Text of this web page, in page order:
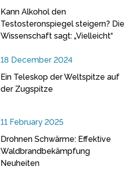
Kann Alkohol den
Testosteronspiegel steigern? Die
Wissenschaft sagt: „Vielleicht“
18 December 2024
Ein Teleskop der Weltspitze auf
der Zugspitze
11 February 2025
Drohnen Schwärme: Effektive
Waldbrandbekämpfung
Neuheiten